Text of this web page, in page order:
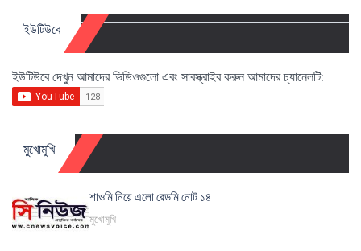
ইউটিউবে
ইউটিউবে দেখুন আমাদের ভিডিওগুলো এবং সাবস্ক্রাইব করুন আমাদের চ্যানেলটি:
মুখোমুখি
শাওমি নিয়ে এলো রেডমি নোট ১৪
মুখোমুখি